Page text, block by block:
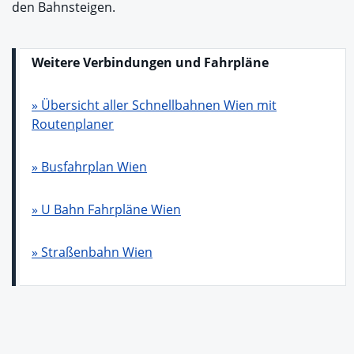
den Bahnsteigen.
Weitere Verbindungen und Fahrpläne
» Übersicht aller Schnellbahnen Wien mit
Routenplaner
» Busfahrplan Wien
» U Bahn Fahrpläne Wien
» Straßenbahn Wien